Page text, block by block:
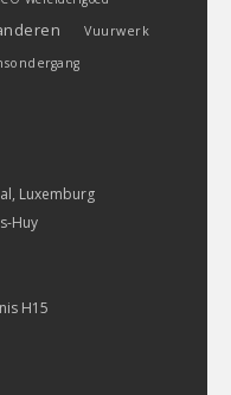
Vuurwerk
Luxemburg
Huy
H15